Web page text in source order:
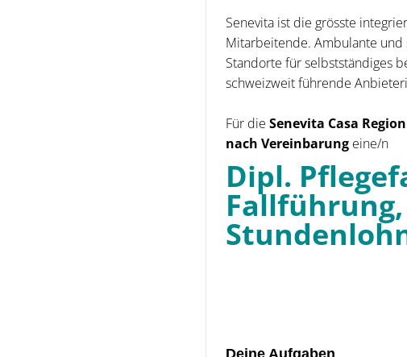
Senevita ist die grösste
Mitarbeitende. Ambulante und
Standorte für selbstständiges
schweizweit führende
Für die Senevita Casa
nach Vereinbarung eine/n
Dipl.